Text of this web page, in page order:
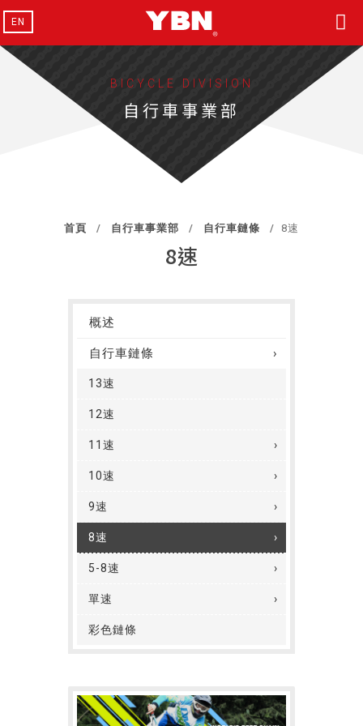
EN
BICYCLE DIVISION
自行車事業部
首頁 自行車事業部 自行車鏈條 8速
8速
概述
自行車鏈條
13速
12速
11速
10速
9速
8速
5-8速
單速
彩色鏈條